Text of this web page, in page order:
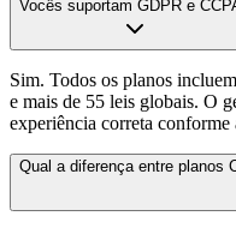
Vocês suportam GDPR e
Sim. Todos os planos
e mais de 55 leis globais. O
experiência correta
Qual a diferença entre planos